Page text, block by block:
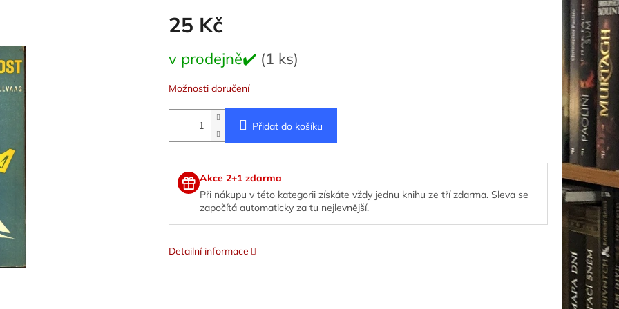
25 Kč
cena:
v prodejně✔️ (1 ks)
Možnosti doručení
Přidat do košíku
Akce 2+1 zdarma
Při nákupu v této kategorii získáte vždy jednu knihu ze tří zdarma. Sleva se
započítá automaticky za tu nejlevnější.
Detailní informace